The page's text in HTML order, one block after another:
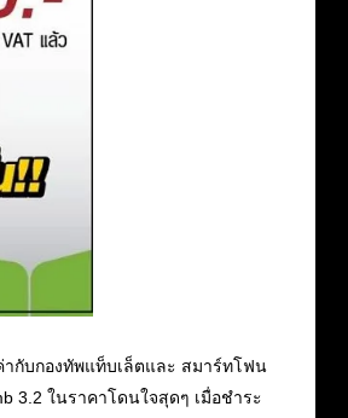
กับกองทัพแท็บเล็ตและ สมาร์ทโฟน
3.2 ในราคาโดนใจสุดๆ เมื่อชำระ